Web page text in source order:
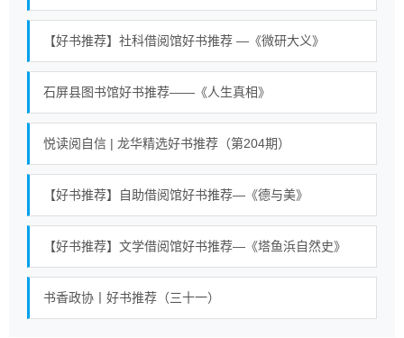
【好书推荐】社科借阅馆好书推荐 —《微研大义》
石屏县图书馆好书推荐——《人生真相》
悦读阅自信 | 龙华精选好书推荐（第204期）
【好书推荐】自助借阅馆好书推荐—《德与美》
【好书推荐】文学借阅馆好书推荐—《塔鱼浜自然史》
书香政协丨好书推荐（三十一）